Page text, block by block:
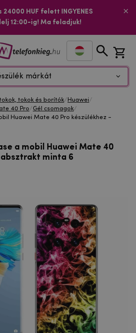
24000 HUF felett INGYENES
12:00-ig! Ma feladjuk!
márkát
tokok és borítók/ Huawei/
40 Pro/Gél csomagok/
Huawei Mate 40 Pro készülékhez -
a mobil Huawei Mate 40
absztrakt minta 6